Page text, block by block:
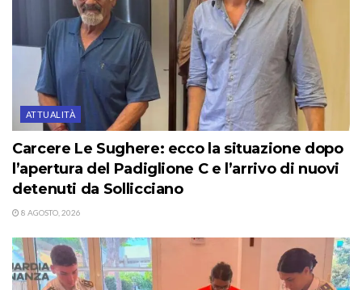
ATTUALITÀ
Carcere Le Sughere: ecco la situazione dopo
l’apertura del Padiglione C e l’arrivo di nuovi
detenuti da Sollicciano
8 AGOSTO, 2026